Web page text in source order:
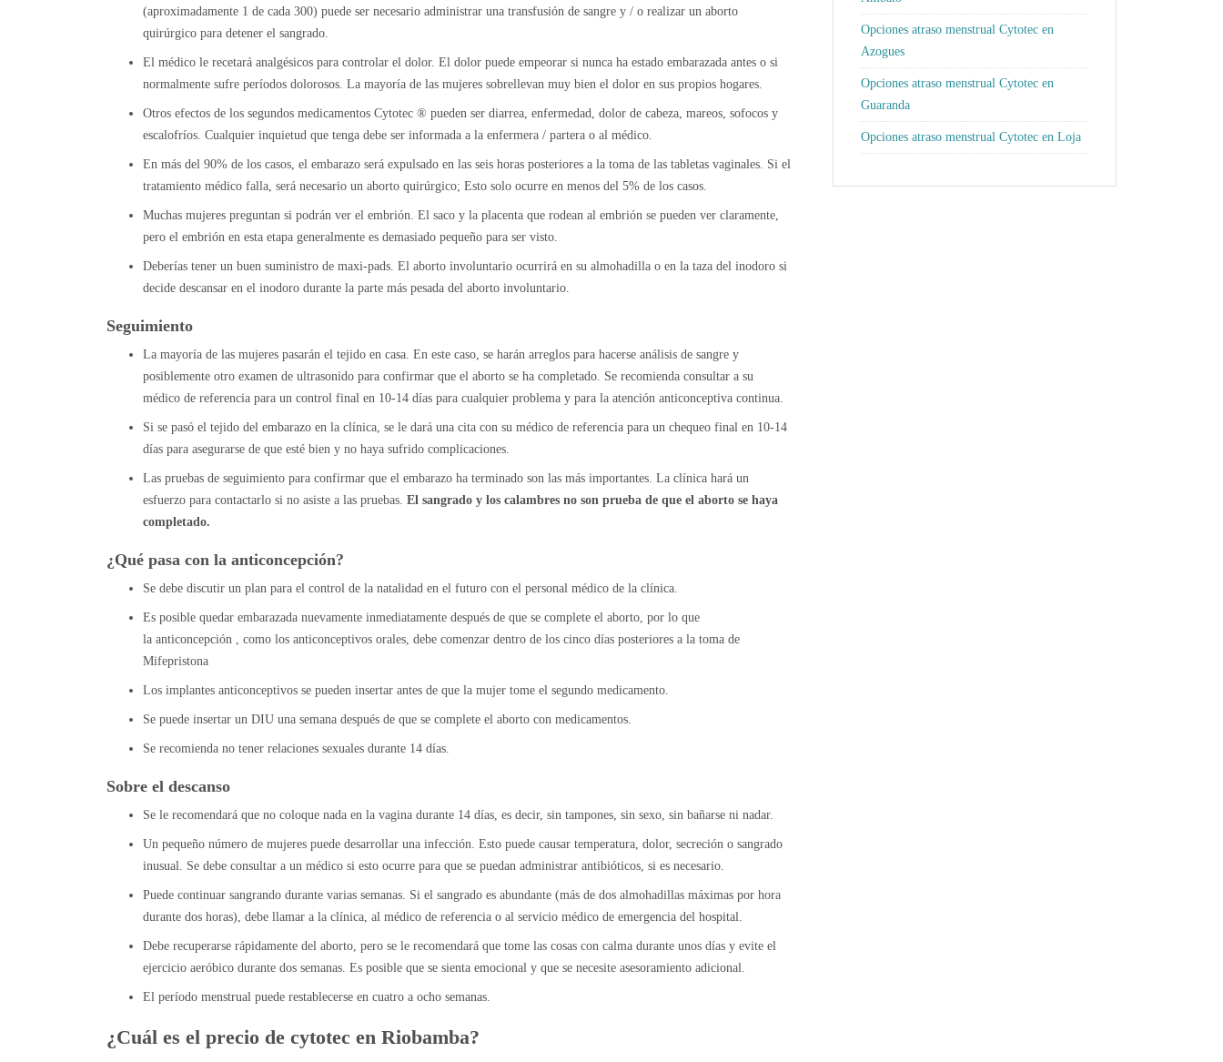
(aproximadamente 1 de cada 300) puede ser necesario administrar una transfusión de sangre y / o realizar un aborto
quirúrgico para detener el sangrado.
El médico le recetará analgésicos para controlar el dolor. El dolor puede empeorar si nunca ha estado embarazada antes o si
normalmente sufre períodos dolorosos. La mayoría de las mujeres sobrellevan muy bien el dolor en sus propios hogares.
Otros efectos de los segundos medicamentos Cytotec ® pueden ser diarrea, enfermedad, dolor de cabeza, mareos, sofocos y
escalofríos. Cualquier inquietud que tenga debe ser informada a la enfermera / partera o al médico.
En más del 90% de los casos, el embarazo será expulsado en las seis horas posteriores a la toma de las tabletas vaginales. Si el
tratamiento médico falla, será necesario un aborto quirúrgico; Esto solo ocurre en menos del 5% de los casos.
Muchas mujeres preguntan si podrán ver el embrión. El saco y la placenta que rodean al embrión se pueden ver claramente,
pero el embrión en esta etapa generalmente es demasiado pequeño para ser visto.
Deberías tener un buen suministro de maxi-pads. El aborto involuntario ocurrirá en su almohadilla o en la taza del inodoro si
decide descansar en el inodoro durante la parte más pesada del aborto involuntario.
Seguimiento
La mayoría de las mujeres pasarán el tejido en casa. En este caso, se harán arreglos para hacerse análisis de sangre y
posiblemente otro examen de ultrasonido para confirmar que el aborto se ha completado. Se recomienda consultar a su
médico de referencia para un control final en 10-14 días para cualquier problema y para la atención anticonceptiva continua.
Si se pasó el tejido del embarazo en la clínica, se le dará una cita con su médico de referencia para un chequeo final en 10-14
días para asegurarse de que esté bien y no haya sufrido complicaciones.
Las pruebas de seguimiento para confirmar que el embarazo ha terminado son las más importantes. La clínica hará un
esfuerzo para contactarlo si no asiste a las pruebas. El sangrado y los calambres no son prueba de que el aborto se haya
completado.
¿Qué pasa con la anticoncepción?
Se debe discutir un plan para el control de la natalidad en el futuro con el personal médico de la clínica.
Es posible quedar embarazada nuevamente inmediatamente después de que se complete el aborto, por lo que
la anticoncepción , como los anticonceptivos orales, debe comenzar dentro de los cinco días posteriores a la toma de
Mifepristona
Los implantes anticonceptivos se pueden insertar antes de que la mujer tome el segundo medicamento.
Se puede insertar un DIU una semana después de que se complete el aborto con medicamentos.
Se recomienda no tener relaciones sexuales durante 14 días.
Sobre el descanso
Se le recomendará que no coloque nada en la vagina durante 14 días, es decir, sin tampones, sin sexo, sin bañarse ni nadar.
Un pequeño número de mujeres puede desarrollar una infección. Esto puede causar temperatura, dolor, secreción o sangrado
inusual. Se debe consultar a un médico si esto ocurre para que se puedan administrar antibióticos, si es necesario.
Puede continuar sangrando durante varias semanas. Si el sangrado es abundante (más de dos almohadillas máximas por hora
durante dos horas), debe llamar a la clínica, al médico de referencia o al servicio médico de emergencia del hospital.
Debe recuperarse rápidamente del aborto, pero se le recomendará que tome las cosas con calma durante unos días y evite el
ejercicio aeróbico durante dos semanas. Es posible que se sienta emocional y que se necesite asesoramiento adicional.
El período menstrual puede restablecerse en cuatro a ocho semanas.
¿Cuál es el precio de cytotec en Riobamba?
Opciones atraso menstrual Cytotec en
Azogues
Opciones atraso menstrual Cytotec en
Guaranda
Opciones atraso menstrual Cytotec en Loja